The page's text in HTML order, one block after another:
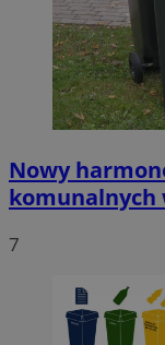
Nowy
komunalnych
7